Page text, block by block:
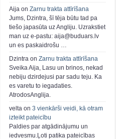
Aija on Zarnu trakta attīrīšana
Jums, Dzintra, šī tēja būtu tad pa
tiešo japasūta uz Angliju. Uzrakstiet
man uz e-pastu: aija@buduars.lv
un es paskaidrošu …
Dzintra on Zarnu trakta attīrīšana
Sveika Aija, Lasu un brinos, nekad
nebiju dzirdejusi par sadu teju. Ka
es varetu to iegadaties.
AtrodosAnglija.
velta on 3 vienkārši veidi, kā otram
izteikt pateicību
Paldies par atgādinājumu un
iedvesmu.Ļoti patika pateicības